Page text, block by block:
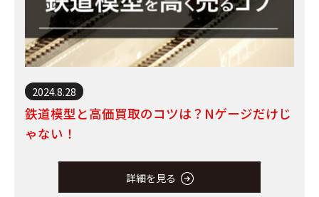
2024.8.28
鉄道模型と高価買取のコツは？Nゲージだけじ
ゃない！
詳細を見る